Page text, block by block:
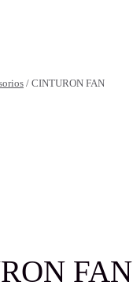
/ CINTURON FAN
FAN